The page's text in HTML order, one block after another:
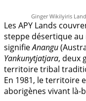
Ginger Wikilyiris
Les APY Lands
steppe désertique au
signifieAnangu
Yankunytjatjara, deux
territoire tribal
En 1981, le territoire
aborigènes vivant là-